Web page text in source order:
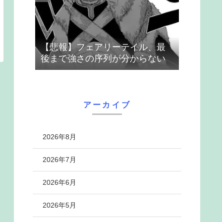
【悲報】フェアリーテイル、最
後まで強さの序列が分からない
アーカイブ
2026年8月
2026年7月
2026年6月
2026年5月